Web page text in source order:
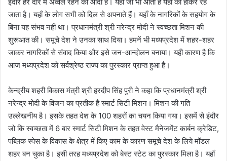
इंदौर हर दौर में अव्वल रहने का आदी है। यहाँ जो भी आता हैं यहीं का होकर रह
जाता है। यहाँ के लोग सभी को दिल से अपनाते हैं। यहाँ के नागरिकों के सहयोग के
बिना यह संभव नहीं था। प्रधानमंत्री श्री नरेन्द्र मोदी ने स्वच्छता मिशन की
शुरूआत की। समूचे देश ने उनका साथ दिया। हमनें भी मध्यप्रदेश में शहर-शहर
जाकर नागरिकों से संवाद किया और इसे जन-आन्दोलन बनाया। यही कारण है कि
आज मध्यप्रदेश को सर्वश्रेष्ठ राज्य का पुरस्कार प्राप्त हुआ है।
केन्द्रीय शहरी विकास मंत्री श्री हरदीप सिंह पुरी ने कहा कि प्रधानमंत्री श्री
नरेन्द्र मोदी के विजन का प्रतीक है स्मार्ट सिटी मिशन। मिशन की गति
उल्लेखनीय है। इसके तहत देश के 100 शहरों का चयन किया गया। इसमें से इंदौर
जो कि स्वच्छता में 6 बार स्मार्ट सिटी मिशन के तहत वेस्ट मैनेजमेंट कार्बन क्रेडिट,
पब्लिक स्पेस के विकास के क्षेत्र में किए काम के कारण समूचे देश के लिये मॉडल
शहर बन चुका है। इसी तरह मध्यप्रदेश को बेस्ट स्टेट का पुरस्कार मिला है। यहाँ